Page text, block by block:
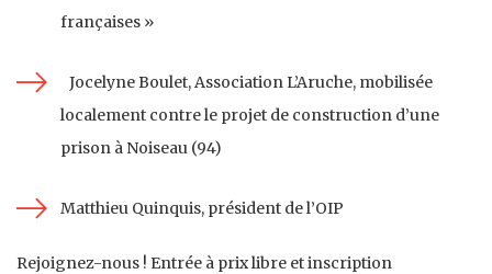
françaises »
Jocelyne Boulet, Association L’Aruche, mobilisée
localement contre le projet de construction d’une
prison à Noiseau (94)
Matthieu Quinquis, président de l’OIP
Rejoignez-nous ! Entrée à prix libre et inscription